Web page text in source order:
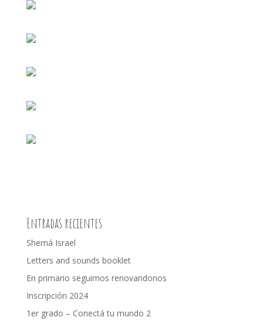
Entradas recientes
Shemá Israel
Letters and sounds booklet
En primario seguimos renovandonos
Inscripción 2024
1er grado – Conectá tu mundo 2